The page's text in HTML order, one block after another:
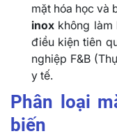
mặt hóa học và
inox không
điều kiện tiên
nghiệp F&B
y tế.
Phân loại
biến